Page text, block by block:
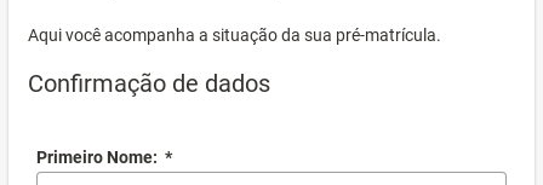
Aqui você acompanha a situação da sua pré-matrícula.
Confirmação de dados
Primeiro Nome: *